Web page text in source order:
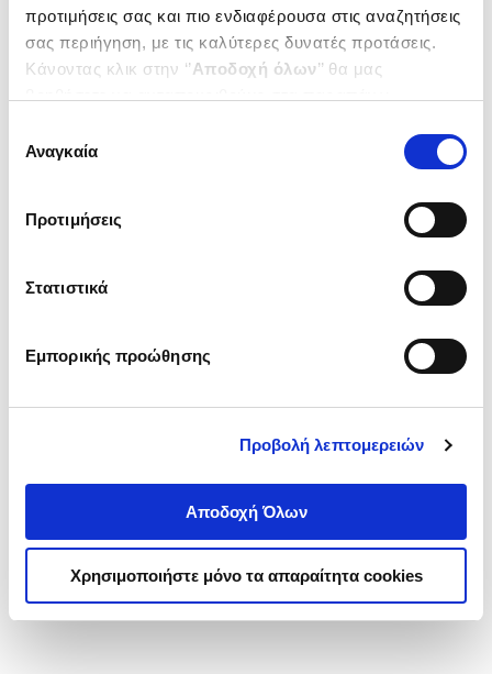
προτιμήσεις σας και πιο ενδιαφέρουσα στις αναζητήσεις
σας περιήγηση, με τις καλύτερες δυνατές προτάσεις.
Κάνοντας κλικ στην ‘’Αποδοχή όλων’’ θα μας
ενδιαφέρουν και να επιλέξετε από τα παρακάτω με την
΄΄και να ενημερωθείτε σχετικά με
συγκατάθεσης
Αναγκαία
Προτιμήσεις
Στατιστικά
Εμπορικής προώθησης
Προβολή λεπτομερειών
Αποδοχή Όλων
Χρησιμοποιήστε μόνο τα απαραίτητα cookies